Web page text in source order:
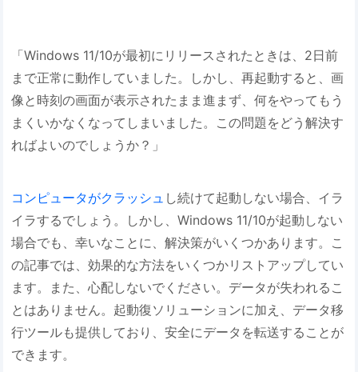
「Windows 11/10が最初にリリースされたときは、2日前
まで正常に動作していました。しかし、再起動すると、画
像と時刻の画面が表示されたまま進まず、何をやってもう
まくいかなくなってしまいました。この問題をどう解決す
ればよいのでしょうか？」
コンピュータがクラッシュ し続けて起動しない場合、イラ
イラするでしょう。しかし、Windows 11/10が起動しない
場合でも、幸いなことに、解決策がいくつかあります。こ
の記事では、効果的な方法をいくつかリストアップしてい
ます。また、心配しないでください。データが失われるこ
とはありません。起動復ソリューションに加え、データ移
行ツールも提供しており、安全にデータを転送することが
できます。